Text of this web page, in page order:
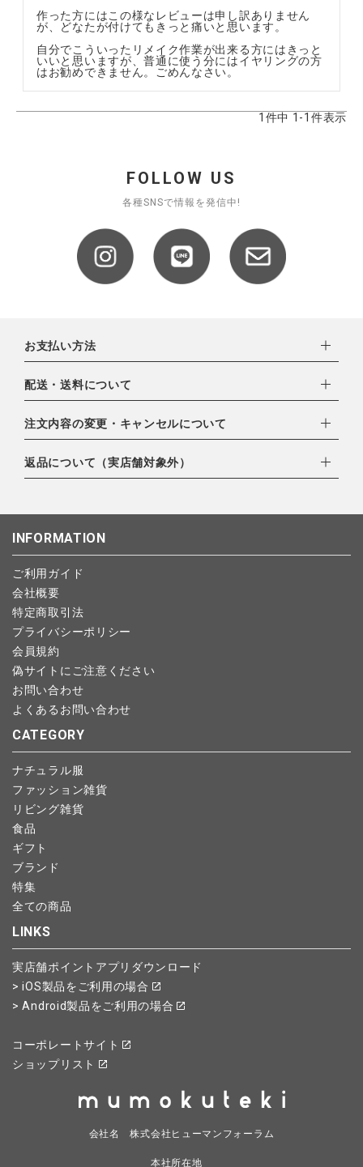
ブランド
全ての商品
ショップリスト
作った方にはこの様なレビューは申し訳ありません
が、どなたが付けてもきっと痛いと思います。
自分でこういったリメイク作業が出来る方にはきっと
いいと思いますが、普通に使う分にはイヤリングの方
はお勧めできません。ごめんなさい。
1 件中 1 -1 件表示
FOLLOW US
各種SNSで情報を発信中!
お支払い方法
下記お支払い方法よりお選びいただけます。
・クレジットカード（VISA,mastercard,JCB,AMERICAN
EXPRESS,Diners Club）
・amazonペイメント
・楽天ペイ
・PayPay
配送・送料について
配達業者：日本郵便
北海道：1,400円
注文内容の変更・キャンセルについて
ご注文日当日から翌日のAM9:00までにご連絡頂いた場合はキャ
ンセルは可能です。
します。
予約商品など一部キャンセルが出来ない場合がございます。あら
かじめご了承ください。
返品について（実店舗対象外）
こちら よりご依頼ください。
INFORMATION
ご利用ガイド
会社概要
特定商取引法
プライバシーポリシー
会員規約
偽サイトにご注意ください
お問い合わせ
よくあるお問い合わせ
CATEGORY
ナチュラル服
ファッション雑貨
リビング雑貨
食品
ギフト
ブランド
特集
全ての商品
LINKS
実店舗ポイントアプリダウンロード
> iOS製品をご利用の場合
> Android製品をご利用の場合
コーポレートサイト
ショップリスト
会社名 株式会社ヒューマンフォーラム
本社所在地